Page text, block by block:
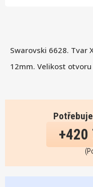
Swarovski 6628. Tvar
12mm. Velikost otvoru
+420